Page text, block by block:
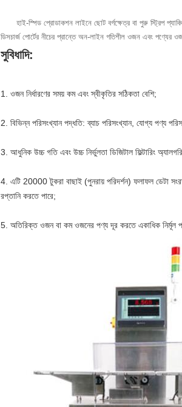
হাই-স্পিড প্রোডাকশন লাইনে ছোট বর্গক্ষেত্র বা পুরু স্ট্রিপ
ডিসচার্জ পোর্টের নীচের প্রান্তে অন-লাইন গতিশীল ওজন এবং
সুবিধাদি:
1. ওজন নির্ধারণের সময় কম এবং স্বীকৃতির সঠিকতা বেশি;
2. বিভিন্ন পরিসংখ্যান পদ্ধতি: ব্যাচ পরিসংখ্যান, যোগ্য পণ্য
3. আধুনিক উচ্চ গতি এবং উচ্চ নির্ভুলতা ডিজিটাল ফিল্টারিং
4. এটি 20000 টুকরা বাছাই (পুনরায় পরিদর্শন) ফলাফল ডেটা
রপ্তানি করতে পারে;
5. অতিরিক্ত ওজন বা কম ওজনের পণ্য দূর করতে একাধিক নির্মূল